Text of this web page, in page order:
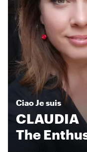
Ciao Je suis
CLAUDIA
The